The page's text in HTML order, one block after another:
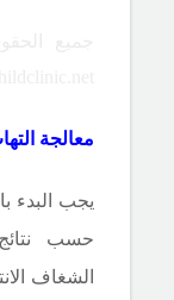
معالجة
يجب البدء
حسب